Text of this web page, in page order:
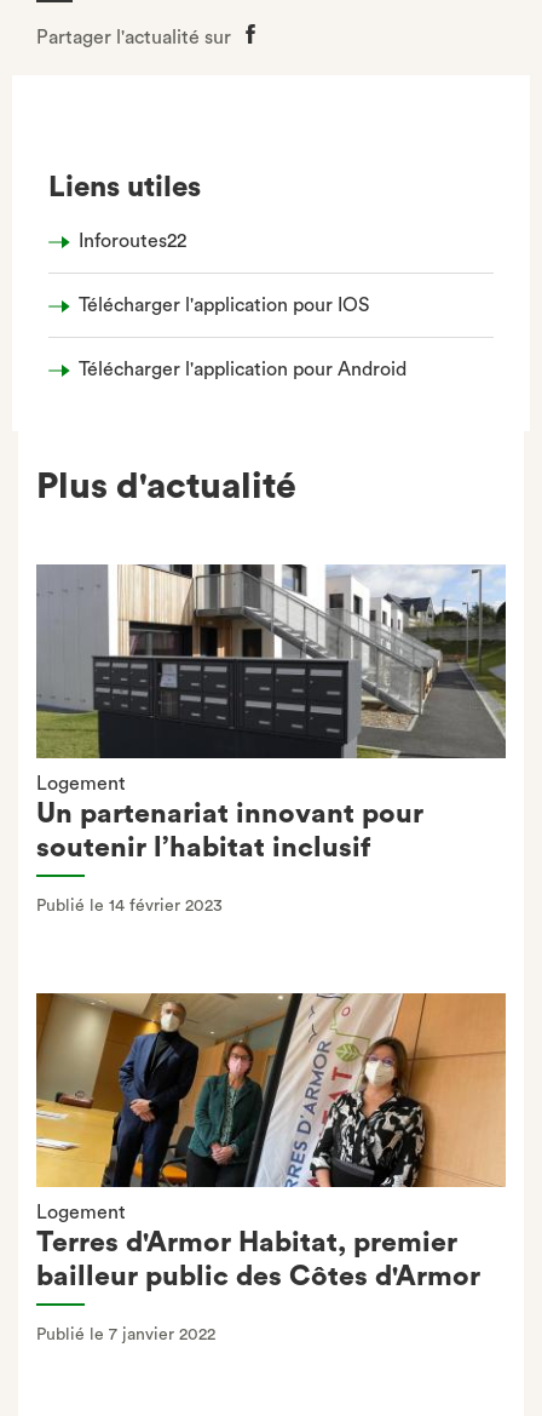
Partager l'actualité sur
Partager
Liens utiles
Inforoutes22
Télécharger l'application pour IOS
Télécharger l'application pour Android
Plus d'actualité
Logement
Un partenariat innovant pour
soutenir l’habitat inclusif
Publié le 14 février 2023
Logement
Terres d'Armor Habitat, premier
bailleur public des Côtes d'Armor
Publié le 7 janvier 2022